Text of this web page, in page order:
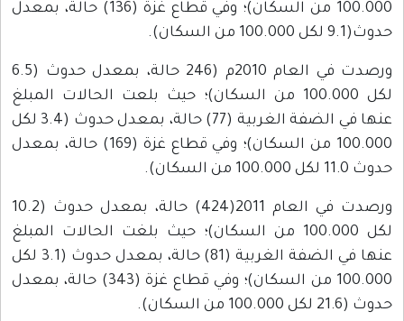
100.000 من السكان)؛ وفي قطاع غزة (136) حالة، بمعدل
حدوث(9.1 لكل 100.000 من السكان).
ورصدت في العام 2010م (246 حالة، بمعدل حدوث (6.5
لكل 100.000 من السكان)؛ حيث بلعت الحالات المبلغ
عنها في الضفة الغربية (77) حالة، بمعدل حدوث (3.4 لكل
100.000 من السكان)؛ وفي قطاع غزة (169) حالة، بمعدل
حدوث 11.0 لكل 100.000 من السكان).
ورصدت في العام 2011(424) حالة، بمعدل حدوث (10.2
لكل 100.000 من السكان)؛ حيث بلغت الحالات المبلغ
عنها في الضفة الغربية (81) حالة، بمعدل حدوث (3.1 لكل
100.000 من السكان)؛ وفي قطاع غزة (343) حالة، بمعدل
حدوث (21.6 لكل 100.000 من السكان).